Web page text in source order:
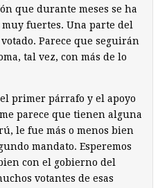
que durante meses se ha
fuertes. Una parte del
Parece que seguirán
tal vez, con más de lo
primer párrafo y el apoyo
parece que tienen alguna
le fue más o menos bien
mandato. Esperemos
con el gobierno del
votantes de esas